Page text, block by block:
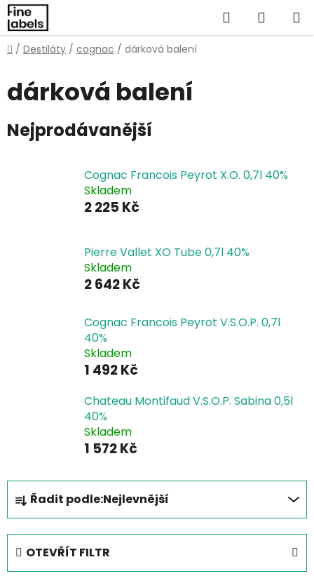
Přejít
na
obsah
Hledat
KOŠÍK
Domů
/ Destiláty / cognac / dárková balení
dárková balení
Nejprodávanější
Cognac Francois Peyrot X.O. 0,7l 40%
Skladem
2 225 Kč
Pierre Vallet XO Tube 0,7l 40%
Skladem
2 642 Kč
Cognac Francois Peyrot V.S.O.P. 0,7l
40%
Skladem
1 492 Kč
Chateau Montifaud V.S.O.P. Sabina 0,5l
40%
Skladem
1 572 Kč
Ř
a
z
e
n
Řadit podle:Nejlevnější
OTEVŘÍT FILTR